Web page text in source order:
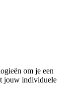
om je een
jouw individuele